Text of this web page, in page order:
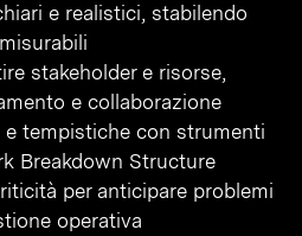
e realistici, stabilendo
stakeholder e risorse,
e collaborazione
e tempistiche con strumenti
Breakdown Structure
per anticipare problemi
operativa